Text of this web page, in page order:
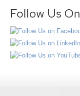
Follow Us On